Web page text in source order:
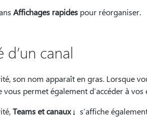
Affichages rapides pour réorganiser.
d’un canal
son nom apparaît en gras. Lorsque
permet également d’accéder à vos
Teams et canaux
s’affiche